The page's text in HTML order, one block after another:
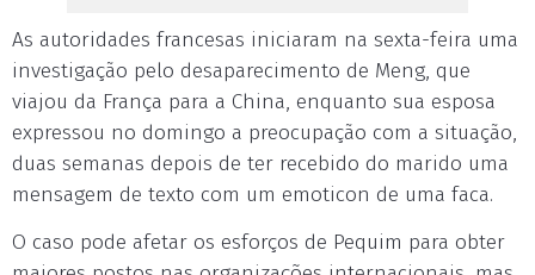
As autoridades francesas iniciaram na sexta-feira uma
investigação pelo desaparecimento de Meng, que
viajou da França para a China, enquanto sua esposa
expressou no domingo a preocupação com a situação,
duas semanas depois de ter recebido do marido uma
mensagem de texto com um emoticon de uma faca.
O caso pode afetar os esforços de Pequim para obter